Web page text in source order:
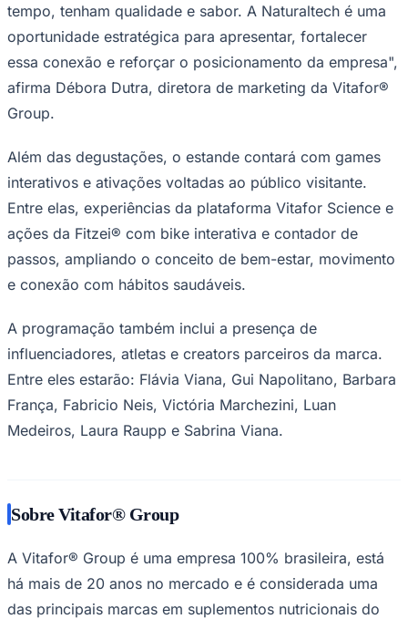
Santos
tempo, tenham qualidade e sabor. A Naturaltech é uma
oportunidade estratégica para apresentar, fortalecer
essa conexão e reforçar o posicionamento da empresa",
afirma Débora Dutra, diretora de marketing da Vitafor®
Group.
Além das degustações, o estande contará com games
interativos e ativações voltadas ao público visitante.
Entre elas, experiências da plataforma Vitafor Science e
ações da Fitzei® com bike interativa e contador de
passos, ampliando o conceito de bem-estar, movimento
e conexão com hábitos saudáveis.
A programação também inclui a presença de
influenciadores, atletas e creators parceiros da marca.
Entre eles estarão: Flávia Viana, Gui Napolitano, Barbara
França, Fabricio Neis, Victória Marchezini, Luan
Medeiros, Laura Raupp e Sabrina Viana.
Sobre Vitafor® Group
A Vitafor® Group é uma empresa 100% brasileira, está
há mais de 20 anos no mercado e é considerada uma
das principais marcas em suplementos nutricionais do